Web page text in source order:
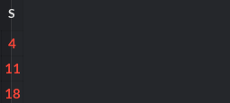
S
4
11
18